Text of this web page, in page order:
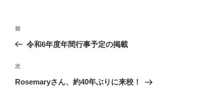
投
ビ
ゲ
前
の
稿
前
令和6年度年間行事予定の掲載
次
の
次
Rosemaryさん、約40年ぶりに来校！